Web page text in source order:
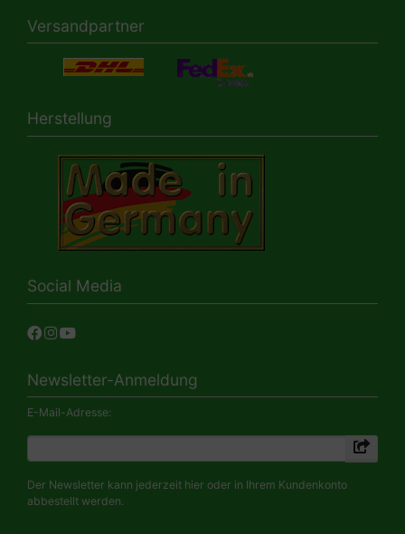
Versandpartner
Herstellung
Social Media
Newsletter-Anmeldung
E-Mail-Adresse:
Der Newsletter kann jederzeit hier oder in Ihrem Kundenkonto
abbestellt werden.